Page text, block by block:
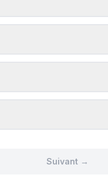
Suivant →